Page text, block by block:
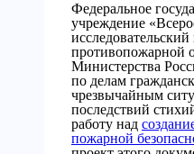
Федеральное
учреждение
противопожарной
Министерства
по делам
чрезвычайным
последствий
работу над
пожарной